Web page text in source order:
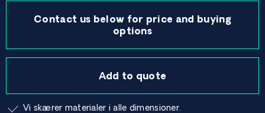
Contact us below for price and buying
options
Add to quote
Vi skærer materialer i alle dimensioner.